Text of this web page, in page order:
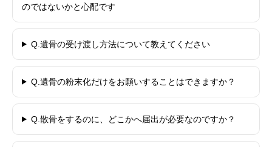
のではないかと心配です
Q.遺骨の受け渡し方法について教えてください
Q.遺骨の粉末化だけをお願いすることはできますか？
Q.散骨をするのに、どこかへ届出が必要なのですか？